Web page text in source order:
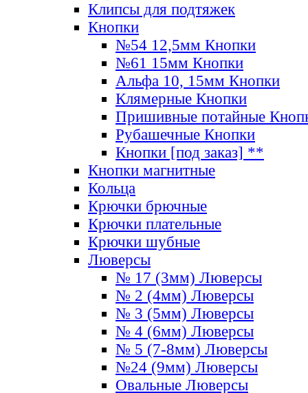
Клипсы для подтяжек
Кнопки
№54 12,5мм Кнопки
№61 15мм Кнопки
Альфа 10, 15мм Кнопки
Клямерные Кнопки
Пришивные потайные
Рубашечные Кнопки
Кнопки [под заказ] **
Кнопки магнитные
Кольца
Крючки брючные
Крючки плательные
Крючки шубные
Люверсы
№ 17 (3мм) Люверсы
№ 2 (4мм) Люверсы
№ 3 (5мм) Люверсы
№ 4 (6мм) Люверсы
№ 5 (7-8мм) Люверсы
№24 (9мм) Люверсы
Овальные Люверсы